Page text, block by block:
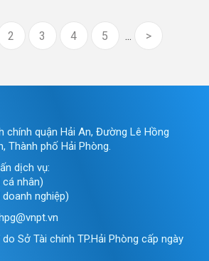
2 3 4 5 ... >
chính quận Hải An, Đường Lê Hồng
Thành phố Hải Phòng.
dịch vụ:
cá nhân)
doanh nghiệp)
Sở Tài chính TP.Hải Phòng cấp ngày